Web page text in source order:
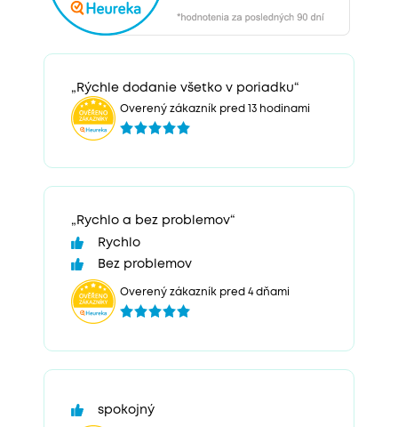
„Rýchle dodanie všetko v poriadku“
Overený zákazník pred 13 hodinami
„Rychlo a bez problemov“
Rychlo
Bez problemov
Overený zákazník pred 4 dňami
spokojný